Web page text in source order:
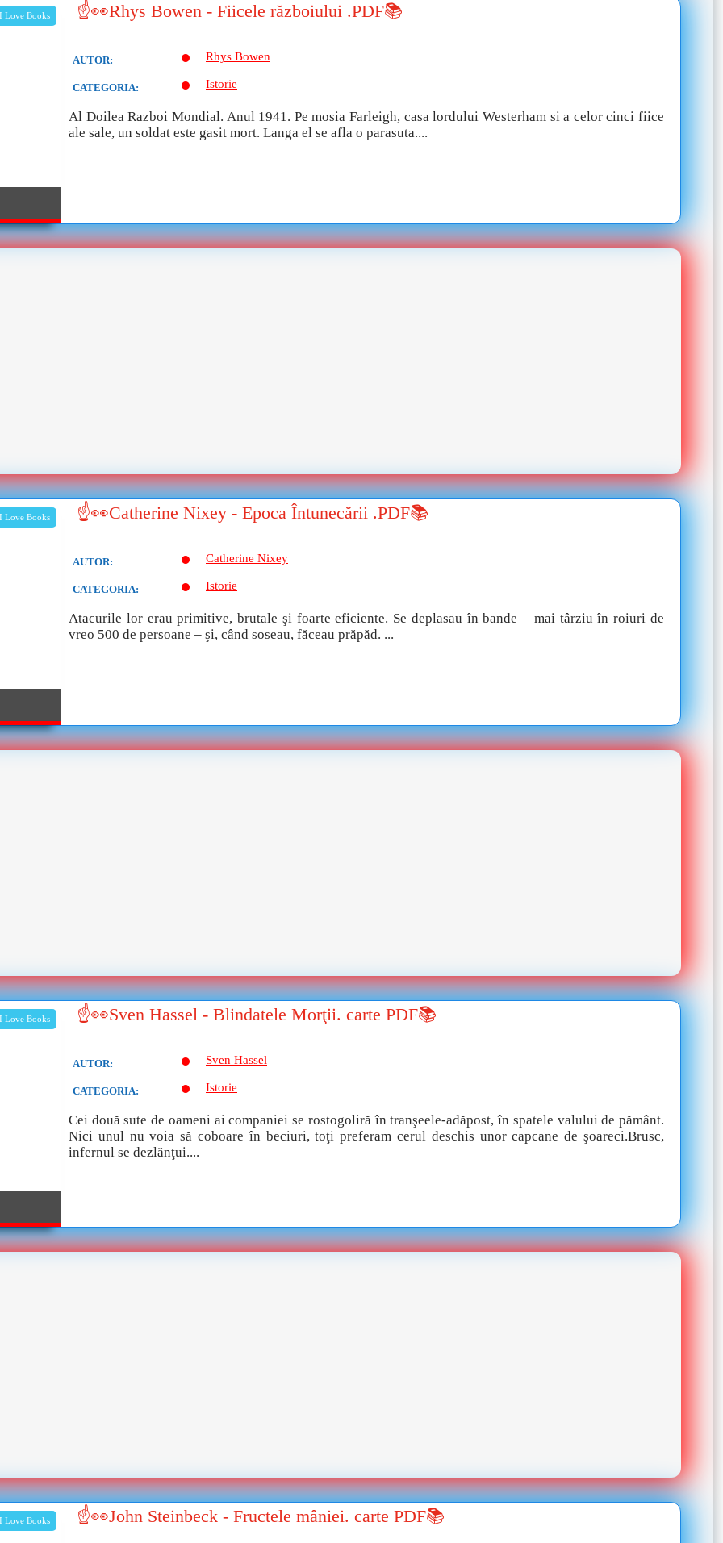
I Love Books ☝👀Rhys Bowen - Fiicele războiului .PDF📚
AUTOR: Rhys Bowen
CATEGORIA: Istorie
Al Doilea Razboi Mondial. Anul 1941. Pe mosia Farleigh, casa lordului Westerham si a celor cinci fiice
ale sale, un soldat este gasit mort. Langa el se afla o parasuta....
I Love Books ☝👀Catherine Nixey - Epoca Întunecării .PDF📚
AUTOR: Catherine Nixey
CATEGORIA: Istorie
Atacurile lor erau primitive, brutale şi foarte eficiente. Se deplasau în bande – mai târziu în roiuri de
vreo 500 de persoane – şi, când soseau, făceau prăpăd. ...
I Love Books ☝👀Sven Hassel - Blindatele Morţii. carte PDF📚
AUTOR: Sven Hassel
CATEGORIA: Istorie
Cei două sute de oameni ai companiei se rostogoliră în tranşeele-adăpost, în spatele valului de pământ.
Nici unul nu voia să coboare în beciuri, toţi preferam cerul deschis unor capcane de şoareci.Brusc,
infernul se dezlănţui....
I Love Books ☝👀John Steinbeck - Fructele mâniei. carte PDF📚